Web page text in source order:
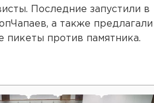
Последние запустили в
а также предлагали
пикеты против памятника.